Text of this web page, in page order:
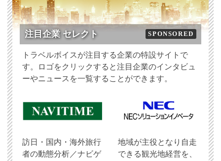
注目企業 セレクト SPONSORED
トラベルボイスが注目する企業の特設サイトで
す。ロゴをクリックすると注目企業のインタビュ
ーやニュースを一覧することができます。
訪日・国内・海外旅行
者の動態分析／ナビゲ
地域が主役となり自走
できる観光地経営を、